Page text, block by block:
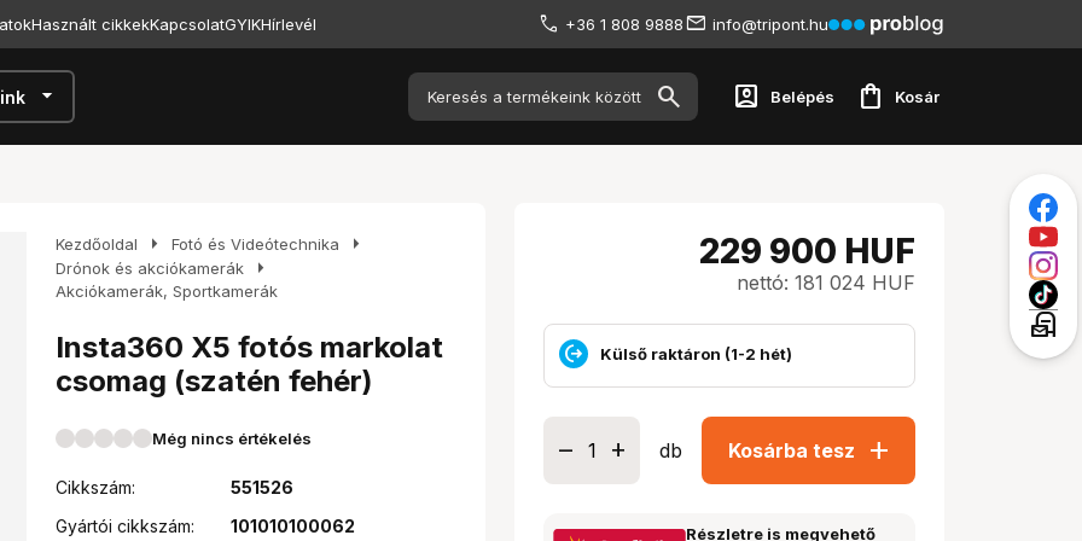
Használt cikkekKapcsolatGYIKHírlevél +36 1 808 9888 info@tripont.hu
arrow_drop_down account_box Belépés shopping_bag Kosár
Kezdőoldal arrow_right Fotó és Videótechnika arrow_right
Drónok és akciókamerák arrow_right
Akciókamerák, Sportkamerák
Insta360 X5 fotós markolat
csomag (szatén fehér)
Még nincs értékelés
Cikkszám:
551526
Gyártói cikkszám:
101010100062
229 900 HUF
nettó: 181 024 HUF
Külső raktáron (1-2 hét)
db Kosárba tesz add
Részletre is megvehető
local_post_office